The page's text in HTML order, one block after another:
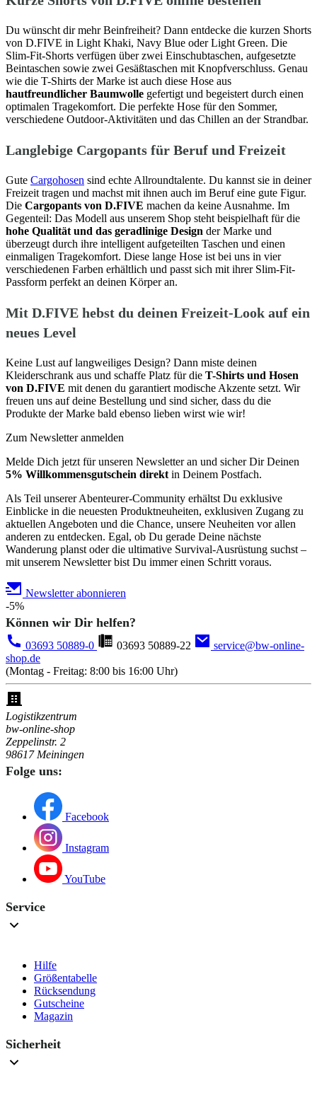
Du wünscht dir mehr Beinfreiheit? Dann entdecke die kurzen Shorts
von D.FIVE in Light Khaki, Navy Blue oder Light Green. Die
Slim-Fit-Shorts verfügen über zwei Einschubtaschen, aufgesetzte
Beintaschen sowie zwei Gesäßtaschen mit Knopfverschluss. Genau
wie die T-Shirts der Marke ist auch diese Hose aus
hautfreundlicher Baumwolle gefertigt und begeistert durch einen
optimalen Tragekomfort. Die perfekte Hose für den Sommer,
verschiedene Outdoor-Aktivitäten und das Chillen an der Strandbar.
Langlebige Cargopants für Beruf und Freizeit
Gute Cargohosen sind echte Allroundtalente. Du kannst sie in deiner
Freizeit tragen und machst mit ihnen auch im Beruf eine gute Figur.
Die Cargopants von D.FIVE machen da keine Ausnahme. Im
Gegenteil: Das Modell aus unserem Shop steht beispielhaft für die
hohe Qualität und das geradlinige Design der Marke und
überzeugt durch ihre intelligent aufgeteilten Taschen und einen
einmaligen Tragekomfort. Diese lange Hose ist bei uns in vier
verschiedenen Farben erhältlich und passt sich mit ihrer Slim-Fit-
Passform perfekt an deinen Körper an.
Mit D.FIVE hebst du deinen Freizeit-Look auf ein
neues Level
Keine Lust auf langweiliges Design? Dann miste deinen
Kleiderschrank aus und schaffe Platz für die T-Shirts und Hosen
von D.FIVE mit denen du garantiert modische Akzente setzt. Wir
freuen uns auf deine Bestellung und sind sicher, dass du die
Produkte der Marke bald ebenso lieben wirst wie wir!
Zum Newsletter anmelden
Melde Dich jetzt für unseren Newsletter an und sicher Dir Deinen
5% Willkommensgutschein direkt in Deinem Postfach.
Als Teil unserer Abenteurer-Community erhältst Du exklusive
Einblicke in die neuesten Produktneuheiten, exklusiven Zugang zu
aktuellen Angeboten und die Chance, unsere Neuheiten vor allen
anderen zu entdecken. Egal, ob Du gerade Deine nächste
Wanderung planst oder die ultimative Survival-Ausrüstung suchst –
mit unserem Newsletter bist Du immer einen Schritt voraus.
Newsletter abonnieren
-5%
Können wir Dir helfen?
03693 50889-0 03693 50889-22
service@bw-online-
shop.de
(Montag - Freitag: 8:00 bis 16:00 Uhr)
Logistikzentrum
bw-online-shop
Zeppelinstr. 2
98617 Meiningen
Folge uns:
Facebook
Instagram
YouTube
Service
Hilfe
Größentabelle
Rücksendung
Gutscheine
Magazin
Sicherheit